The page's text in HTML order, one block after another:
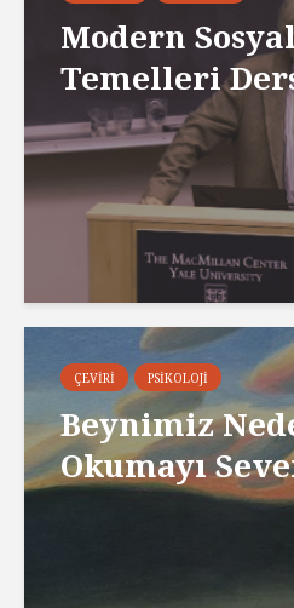
Modern
Temelleri
ÇEVIRI PSIKOLOJI
Beynimiz
Okumayı